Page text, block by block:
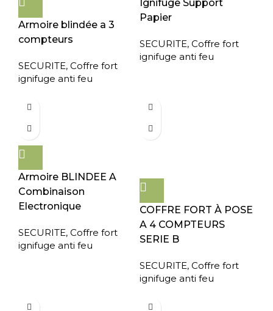
Armoire blindée a 3
compteurs
SECURITE, Coffre fort
ignifuge anti feu
Ignifuge Support
Papier
SECURITE, Coffre fort
ignifuge anti feu
Armoire BLINDEE A
Combinaison
Electronique
SECURITE, Coffre fort
ignifuge anti feu
COFFRE FORT À POSE
A 4 COMPTEURS
SERIE B
SECURITE, Coffre fort
ignifuge anti feu